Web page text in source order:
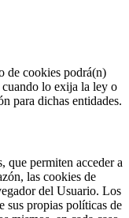
de cookies podrá(n)
cuando lo exija la ley o
para dichas entidades.
que permiten acceder a
las cookies de
del Usuario. Los
sus propias políticas de